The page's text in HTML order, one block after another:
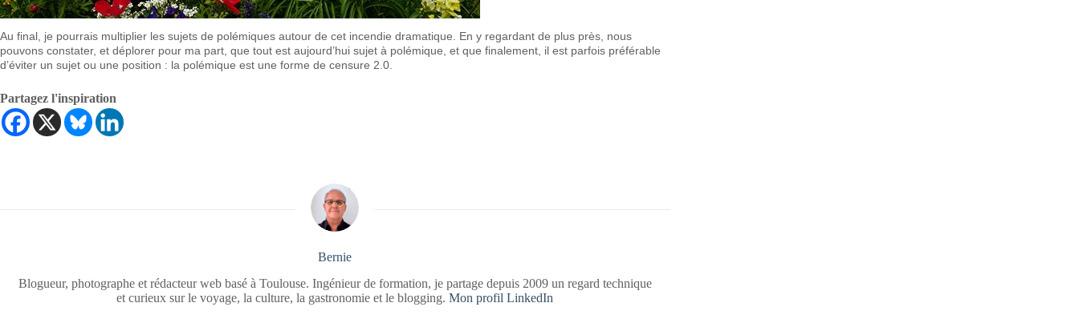
Au final, je pourrais multiplier les sujets de polémiques autour de cet incendie dramatique. En y regardant de plus près, nous
pouvons constater, et déplorer pour ma part, que tout est aujourd’hui sujet à polémique, et que finalement, il est parfois préférable
d’éviter un sujet ou une position : la polémique est une forme de censure 2.0.
Partagez l'inspiration
Bernie
Blogueur, photographe et rédacteur web basé à Toulouse. Ingénieur de formation, je partage depuis 2009 un regard technique
et curieux sur le voyage, la culture, la gastronomie et le blogging.Mon profil LinkedIn